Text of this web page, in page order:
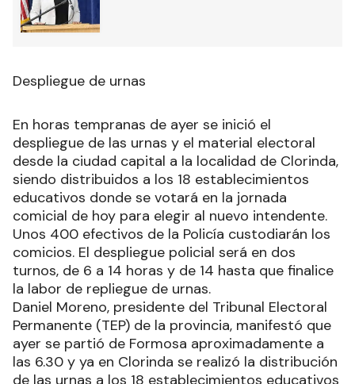
Despliegue de urnas
En horas tempranas de ayer se inició el
despliegue de las urnas y el material electoral
desde la ciudad capital a la localidad de Clorinda,
siendo distribuidos a los 18 establecimientos
educativos donde se votará en la jornada
comicial de hoy para elegir al nuevo intendente.
Unos 400 efectivos de la Policía custodiarán los
comicios. El despliegue policial será en dos
turnos, de 6 a 14 horas y de 14 hasta que finalice
la labor de repliegue de urnas.
Daniel Moreno, presidente del Tribunal Electoral
Permanente (TEP) de la provincia, manifestó que
ayer se partió de Formosa aproximadamente a
las 6.30 y ya en Clorinda se realizó la distribución
de las urnas a los 18 establecimientos educativos